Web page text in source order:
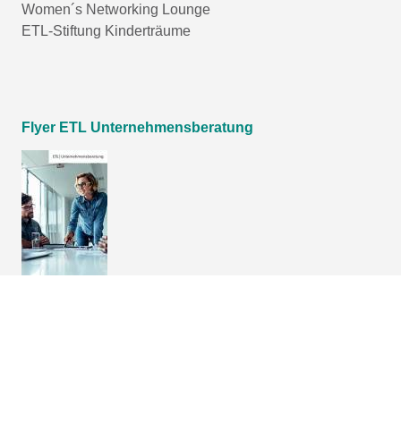
Women´s Networking Lounge
ETL-Stiftung Kinderträume
Flyer ETL Unternehmensberatung